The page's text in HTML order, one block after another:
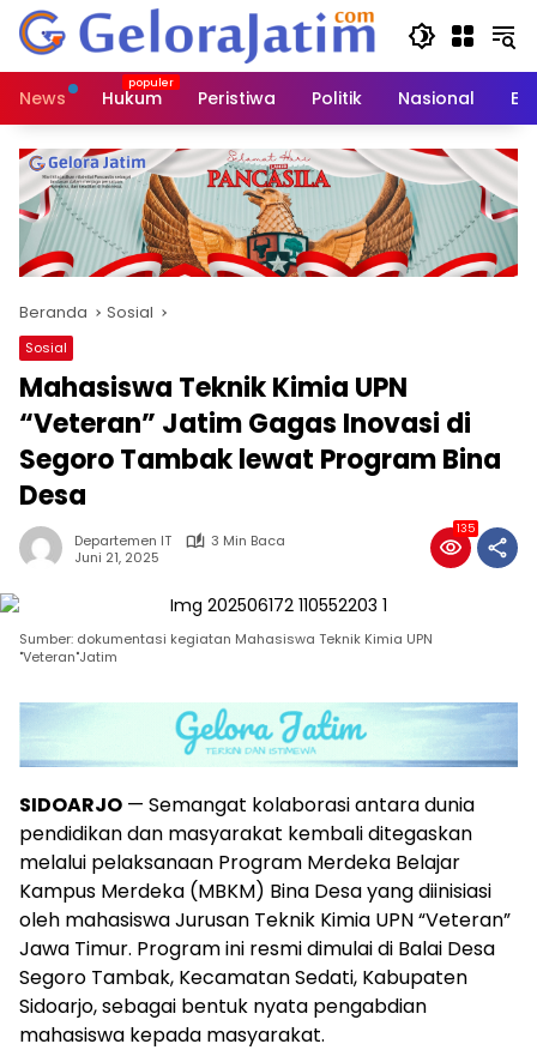
Langsung
konten
News
Hukum Peristiwa Politik Nasional
Beranda Sosial
Sosial
Mahasiswa Teknik Kimia UPN
“Veteran” Jatim Gagas Inovasi di
Segoro Tambak lewat Program Bina
Desa
Departemen IT
3 Min Baca
Juni 21, 2025
135
Sumber: dokumentasi kegiatan Mahasiswa Teknik Kimia UPN
"Veteran"Jatim
SIDOARJO — Semangat kolaborasi antara dunia
pendidikan dan masyarakat kembali ditegaskan
melalui pelaksanaan Program Merdeka Belajar
Kampus Merdeka (MBKM) Bina Desa yang diinisiasi
oleh mahasiswa Jurusan Teknik Kimia UPN “Veteran”
Jawa Timur. Program ini resmi dimulai di Balai Desa
Segoro Tambak, Kecamatan Sedati, Kabupaten
Sidoarjo, sebagai bentuk nyata pengabdian
mahasiswa kepada masyarakat.